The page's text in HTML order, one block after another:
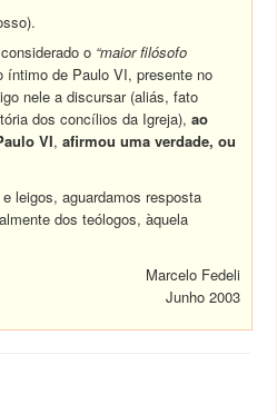
considerado o “maior filósofo
íntimo de Paulo VI, presente no
nele a discursar (aliás, fato
dos concílios da Igreja), ao
VI,afirmou uma verdade, ou
leigos, aguardamos resposta
dos teólogos, àquela
Marcelo Fedeli
Junho 2003